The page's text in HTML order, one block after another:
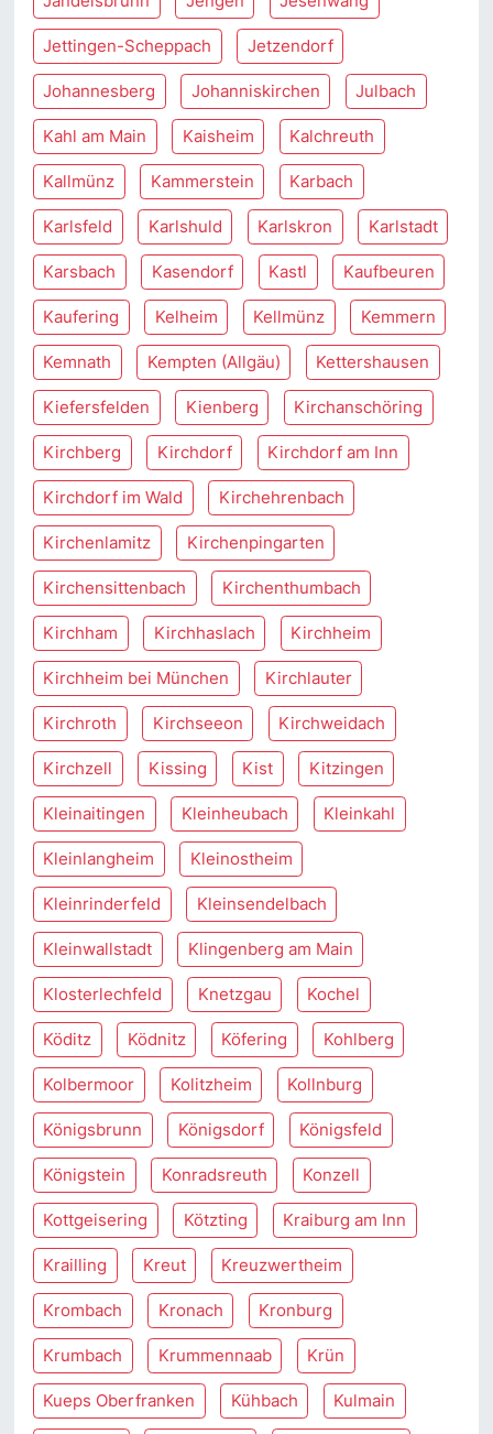
Jettingen-Scheppach Jetzendorf
Johannesberg Johanniskirchen Julbach
Kahl am Main Kaisheim Kalchreuth
Kallmünz Kammerstein Karbach
Karlsfeld Karlshuld Karlskron Karlstadt
Karsbach Kasendorf Kastl Kaufbeuren
Kaufering Kelheim Kellmünz Kemmern
Kemnath Kempten (Allgäu) Kettershausen
Kiefersfelden Kienberg Kirchanschöring
Kirchberg Kirchdorf Kirchdorf am Inn
Kirchdorf im Wald Kirchehrenbach
Kirchenlamitz Kirchenpingarten
Kirchensittenbach Kirchenthumbach
Kirchham Kirchhaslach Kirchheim
Kirchheim bei München Kirchlauter
Kirchroth Kirchseeon Kirchweidach
Kirchzell Kissing Kist Kitzingen
Kleinaitingen Kleinheubach Kleinkahl
Kleinlangheim Kleinostheim
Kleinrinderfeld Kleinsendelbach
Kleinwallstadt Klingenberg am Main
Klosterlechfeld Knetzgau Kochel
Köditz Ködnitz Köfering Kohlberg
Kolbermoor Kolitzheim Kollnburg
Königsbrunn Königsdorf Königsfeld
Königstein Konradsreuth Konzell
Kottgeisering Kötzting Kraiburg am Inn
Krailling Kreut Kreuzwertheim
Krombach Kronach Kronburg
Krumbach Krummennaab Krün
Kueps Oberfranken Kühbach Kulmain